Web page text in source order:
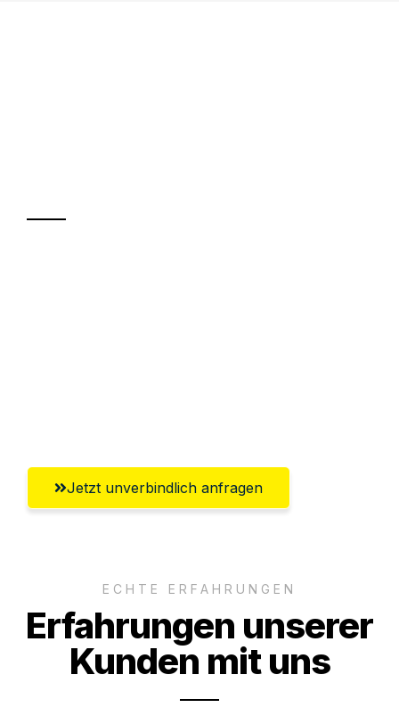
Jetzt unverbindlich anfragen
ECHTE ERFAHRUNGEN
Erfahrungen unserer
Kunden mit uns